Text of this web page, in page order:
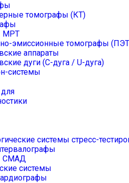
томографы (КТ)
МРТ
эмиссионные томографы
аппараты
дуги (С-дуга / U-дуга)
системы
системы стресс-
СМАД
системы